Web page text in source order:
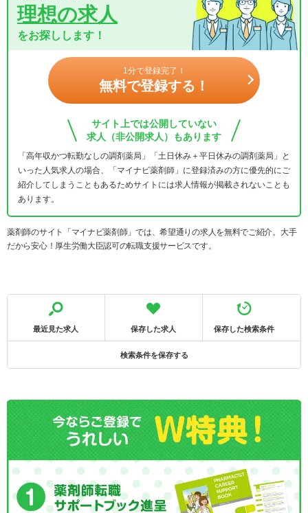
理想の求人
をお探しします！
1分で登録完了！
無料で登録する！
サイト上では公開していない
求人（非公開求人）もあります
「高年収かつ転勤なしの調剤薬局」「土日休み＋平日休みの調剤薬局」と
いった人気求人の場合、「マイナビ薬剤師」に登録済みの方に優先的にご
紹介してしまうこともあるためサイトには求人情報が掲載されないことも
あります。
薬剤師のサイト「マイナビ薬剤師」では、希望通りの求人を無料でご紹介。大手
だから安心！厚生労働大臣認可の転職支援サービスです。
最近見た求人 保存した求人 保存した検索条件
検索条件を保存する